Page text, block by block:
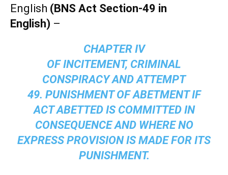
English (BNS Act Section-49 in
English) –
CHAPTER IV
OF INCITEMENT, CRIMINAL
CONSPIRACY AND ATTEMPT
49. PUNISHMENT OF ABETMENT IF
ACT ABETTED IS COMMITTED IN
CONSEQUENCE AND WHERE NO
EXPRESS PROVISION IS MADE FOR ITS
PUNISHMENT.